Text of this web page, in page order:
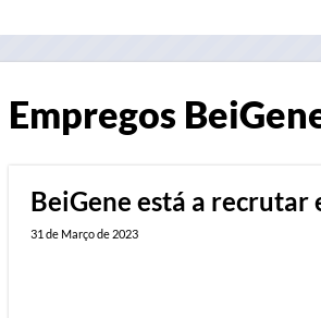
Empregos
BeiGene está a recrutar
31 de Março de 2023